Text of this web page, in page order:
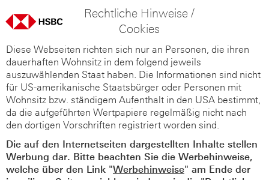
Rechtliche Hinweise /
Cookies
Diese Webseiten richten sich nur an Personen, die ihren
dauerhaften Wohnsitz in dem folgend jeweils
auszuwählenden Staat haben. Die Informationen sind nicht
für US-amerikanische Staatsbürger oder Personen mit
Wohnsitz bzw. ständigem Aufenthalt in den USA bestimmt,
da die aufgeführten Wertpapiere regelmäßig nicht nach
den dortigen Vorschriften registriert worden sind.
Die auf den Internetseiten dargestellten Inhalte stellen
Werbung dar. Bitte beachten Sie die Werbehinweise,
welche über den Link "Werbehinweise" am Ende der